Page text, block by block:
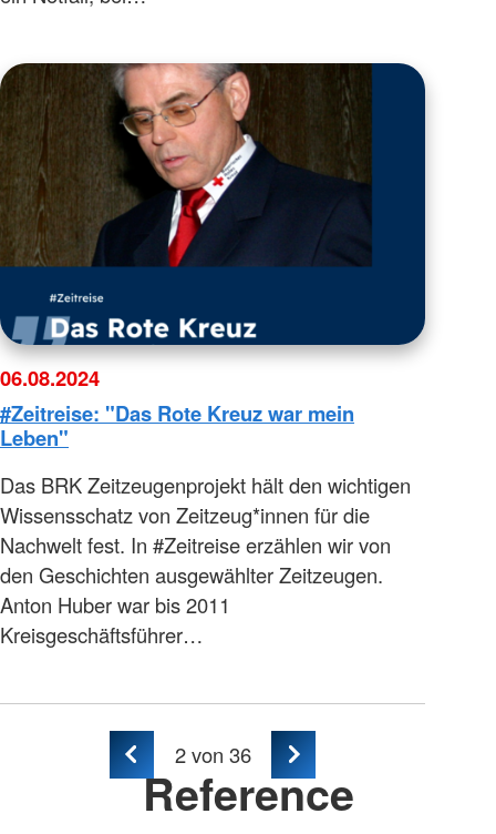
06.08.2024
#Zeitreise: "Das Rote Kreuz war mein
Leben"
Das BRK Zeitzeugenprojekt hält den wichtigen
Wissensschatz von Zeitzeug*innen für die
Nachwelt fest. In #Zeitreise erzählen wir von
den Geschichten ausgewählter Zeitzeugen.
Anton Huber war bis 2011
Kreisgeschäftsführer…
2von 36
Reference